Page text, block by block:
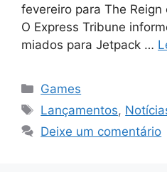
fevereiro para The Reign
O Express Tribune
miados para Jetpack …
Categorias
Games
Tags
Lançamentos,
Deixe um comentário